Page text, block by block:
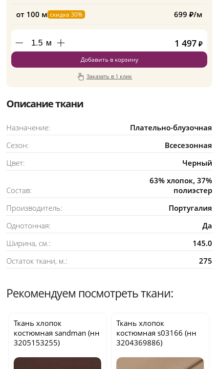
от 100 м скидка 30% 699 ₽/м
м 1 497 ₽
Добавить в корзину
Заказать в 1 клик
Описание ткани
Назначение:
Плательно-блузочная
Сезон:
Всесезонная
Цвет:
Черный
Состав:
63% хлопок, 37%
полиэстер
Производитель:
Португалия
Однотонная:
Да
Ширина, см.:
145.0
Остаток ткани, м.:
275
Рекомендуем посмотреть ткани:
Ткань хлопок
костюмнаяsandman (нн
3205153255)
Ткань хлопок
костюмнаяs03166 (нн
3204369886)